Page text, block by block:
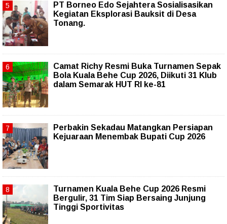
PT Borneo Edo Sejahtera Sosialisasikan
Kegiatan Eksplorasi Bauksit di Desa
Tonang.
Camat Richy Resmi Buka Turnamen Sepak
Bola Kuala Behe Cup 2026, Diikuti 31 Klub
dalam Semarak HUT RI ke-81
Perbakin Sekadau Matangkan Persiapan
Kejuaraan Menembak Bupati Cup 2026
Turnamen Kuala Behe Cup 2026 Resmi
Bergulir, 31 Tim Siap Bersaing Junjung
Tinggi Sportivitas